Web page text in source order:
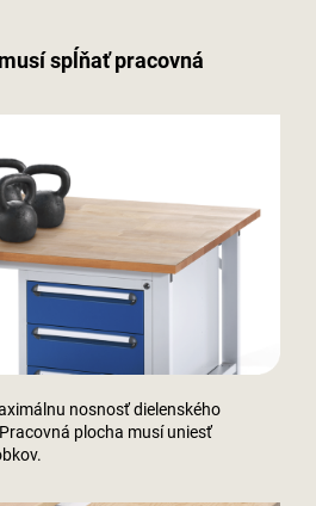
spĺňať pracovná
nosnosť dielenského
plocha musí uniesť